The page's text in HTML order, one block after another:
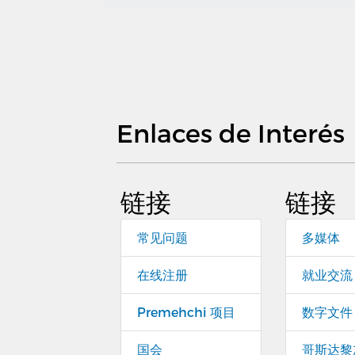
Enlaces de Interés
链接
常见问题
在线注册
Premehchi 项目
国会
链接
多媒体
就业交流
数字文件
哥斯达